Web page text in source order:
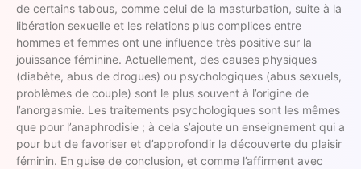
de certains tabous, comme celui de la masturbation, suite à la
libération sexuelle et les relations plus complices entre
hommes et femmes ont une influence très positive sur la
jouissance féminine. Actuellement, des causes physiques
(diabète, abus de drogues) ou psychologiques (abus sexuels,
problèmes de couple) sont le plus souvent à l’origine de
l’anorgasmie. Les traitements psychologiques sont les mêmes
que pour l’anaphrodisie ; à cela s’ajoute un enseignement qui a
pour but de favoriser et d’approfondir la découverte du plaisir
féminin. En guise de conclusion, et comme l’affirment avec